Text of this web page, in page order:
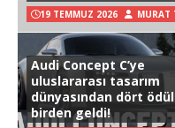
19 TEMMUZ 2026 MURAT
Audi Concept C’ye
uluslararası tasarım
dünyasından dört ödül
birden geldi!